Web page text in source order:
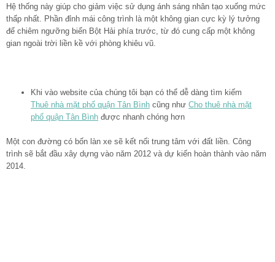
Hệ thống này giúp cho giảm việc sử dụng ánh sáng nhân tạo xuống mức
thấp nhất. Phần đỉnh mái công trình là một không gian cực kỳ lý tưởng
để chiêm ngưỡng biển Bột Hải phía trước, từ đó cung cấp một không
gian ngoài trời liền kề với phòng khiêu vũ.
Khi vào website của chúng tôi bạn có thể dễ dàng tìm kiếm
Thuê nhà mặt phố quận Tân Bình cũng như Cho thuê nhà mặt
phố quận Tân Bình được nhanh chóng hơn
Một con đường có bốn làn xe sẽ kết nối trung tâm với đất liền. Công
trình sẽ bắt đầu xây dựng vào năm 2012 và dự kiến ​​hoàn thành vào năm
2014.